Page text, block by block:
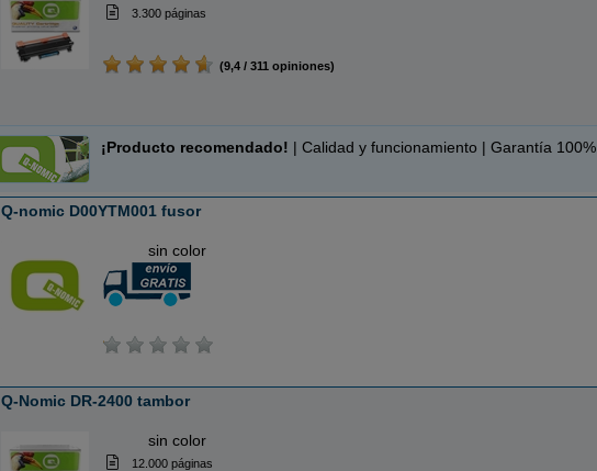
3.300 páginas
(9,4 / 311 opiniones)
¡Producto recomendado! | Calidad y funcionamiento | Garantía 100%
Q-nomic D00YTM001 fusor
sin color
Q-Nomic DR-2400 tambor
sin color
12.000 páginas